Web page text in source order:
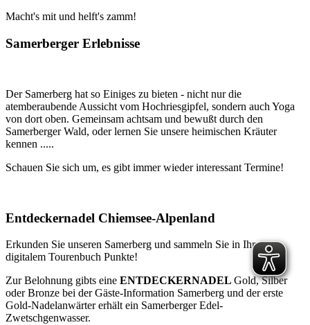
Macht's mit und helft's zamm!
Samerberger Erlebnisse
Der Samerberg hat so Einiges zu bieten - nicht nur die
atemberaubende Aussicht vom Hochriesgipfel, sondern auch Yoga
von dort oben. Gemeinsam achtsam und bewußt durch den
Samerberger Wald, oder lernen Sie unsere heimischen Kräuter
kennen .....
Schauen Sie sich um, es gibt immer wieder interessant Termine!
Entdeckernadel Chiemsee-Alpenland
Erkunden Sie unseren Samerberg und sammeln Sie in Ihrem
digitalem Tourenbuch Punkte!
Zur Belohnung gibts eine ENTDECKERNADEL Gold, Silber
oder Bronze bei der Gäste-Information Samerberg und der erste
Gold-Nadelanwärter erhält ein Samerberger Edel-
Zwetschgenwasser.